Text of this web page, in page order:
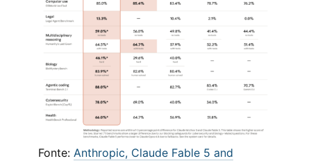
Fonte: Anthropic, Claude Fable 5 and